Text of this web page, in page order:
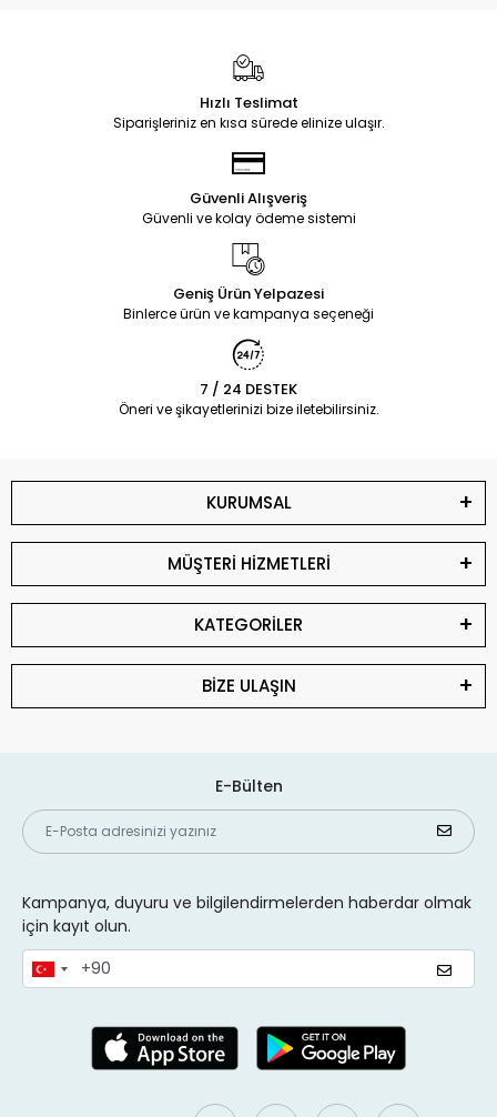
Hızlı Teslimat
Siparişleriniz en kısa sürede elinize ulaşır.
Güvenli Alışveriş
Güvenli ve kolay ödeme sistemi
Geniş Ürün Yelpazesi
Binlerce ürün ve kampanya seçeneği
7 / 24 DESTEK
Öneri ve şikayetlerinizi bize iletebilirsiniz.
KURUMSAL
MÜŞTERİ HİZMETLERİ
KATEGORİLER
BİZE ULAŞIN
E-Bülten
Kampanya, duyuru ve bilgilendirmelerden haberdar olmak
için kayıt olun.